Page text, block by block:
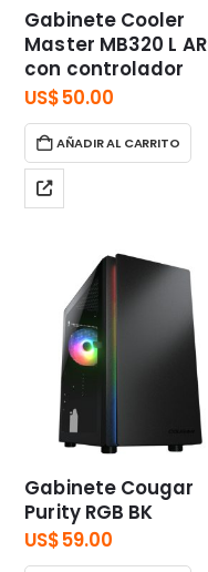
Gabinete Cooler
Master MB320 L
con controlador
US$50.00
AÑADIR AL CARRITO
Gabinete Cougar
Purity RGB BK
US$59.00